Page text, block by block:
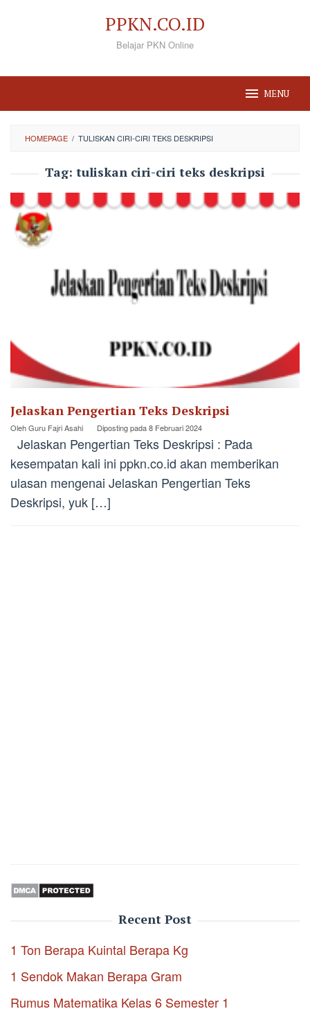
PPKN.CO.ID
Belajar PKN Online
MENU
HOMEPAGE / TULISKAN CIRI-CIRI TEKS DESKRIPSI
Tag: tuliskan ciri-ciri teks deskripsi
Jelaskan Pengertian Teks Deskripsi
OlehGuru Fajri Asahi Diposting pada8 Februari 2024
Jelaskan Pengertian Teks Deskripsi : Pada
kesempatan kali ini ppkn.co.id akan memberikan
ulasan mengenai Jelaskan Pengertian Teks
Deskripsi, yuk […]
Recent Post
1 Ton Berapa Kuintal Berapa Kg
1 Sendok Makan Berapa Gram
Rumus Matematika Kelas 6 Semester 1